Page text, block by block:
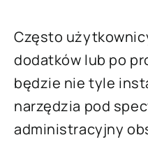
Często
dodatków lub po
będzie nie tyle
narzędzia pod
administracyjny